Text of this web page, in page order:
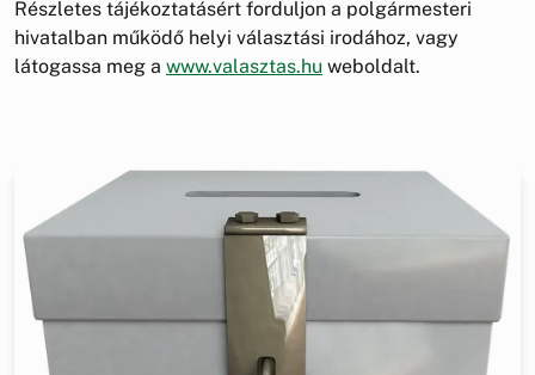
Részletes tájékoztatásért forduljon a polgármesteri
hivatalban működő helyi választási irodához, vagy
látogassa meg a www.valasztas.hu weboldalt.